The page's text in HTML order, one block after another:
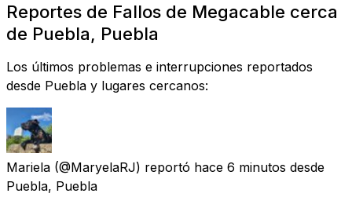
Reportes de Fallos de Megacable cerca
de Puebla, Puebla
Los últimos problemas e interrupciones reportados
desde Puebla y lugares cercanos:
Mariela (@MaryelaRJ) reportó hace 6 minutos desde
Puebla, Puebla